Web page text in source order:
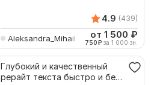
4.9 (439)
Aleksandra_Mihail от 1 500 ₽
750₽ за 1 000 зн.
Глубокий и качественный
рерайт текста быстро и без